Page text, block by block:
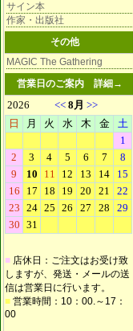
サイン本
作家・出版社
その他
MAGIC The Gathering
営業日のご案内 詳細→
■ 店休日：ご注文はお受け致
しますが、発送・メールの送
信は営業日に行います。
■ 営業時間：10：00.～17：
00